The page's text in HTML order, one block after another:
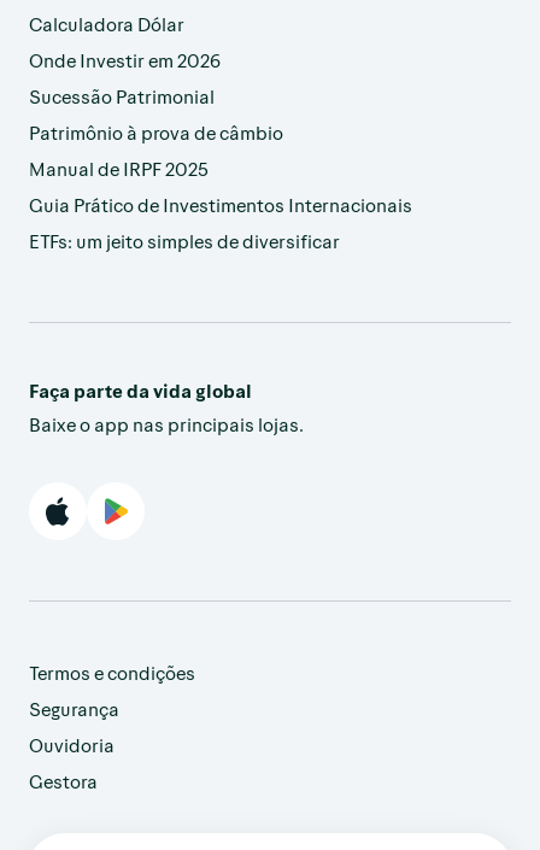
Calculadora Dólar
Onde Investir em 2026
Sucessão Patrimonial
Patrimônio à prova de câmbio
Manual de IRPF 2025
Guia Prático de Investimentos Internacionais
ETFs: um jeito simples de diversificar
Faça parte da vida global
Baixe o app nas principais lojas.
Termos e condições
Segurança
Ouvidoria
Gestora